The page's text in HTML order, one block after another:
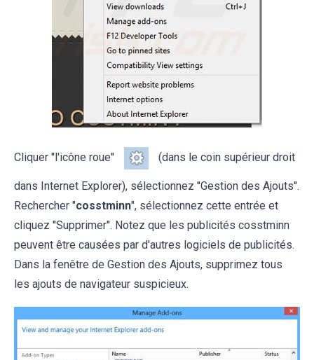
Cliquer ''l'icône roue'' (dans le coin supérieur droit
dans Internet Explorer), sélectionnez ''Gestion des Ajouts''.
Rechercher "cosstminn", sélectionnez cette entrée et
cliquez ''Supprimer''. Notez que les publicités cosstminn
peuvent être causées par d'autres logiciels de publicités.
Dans la fenêtre de Gestion des Ajouts, supprimez tous
les ajouts de navigateur suspicieux.